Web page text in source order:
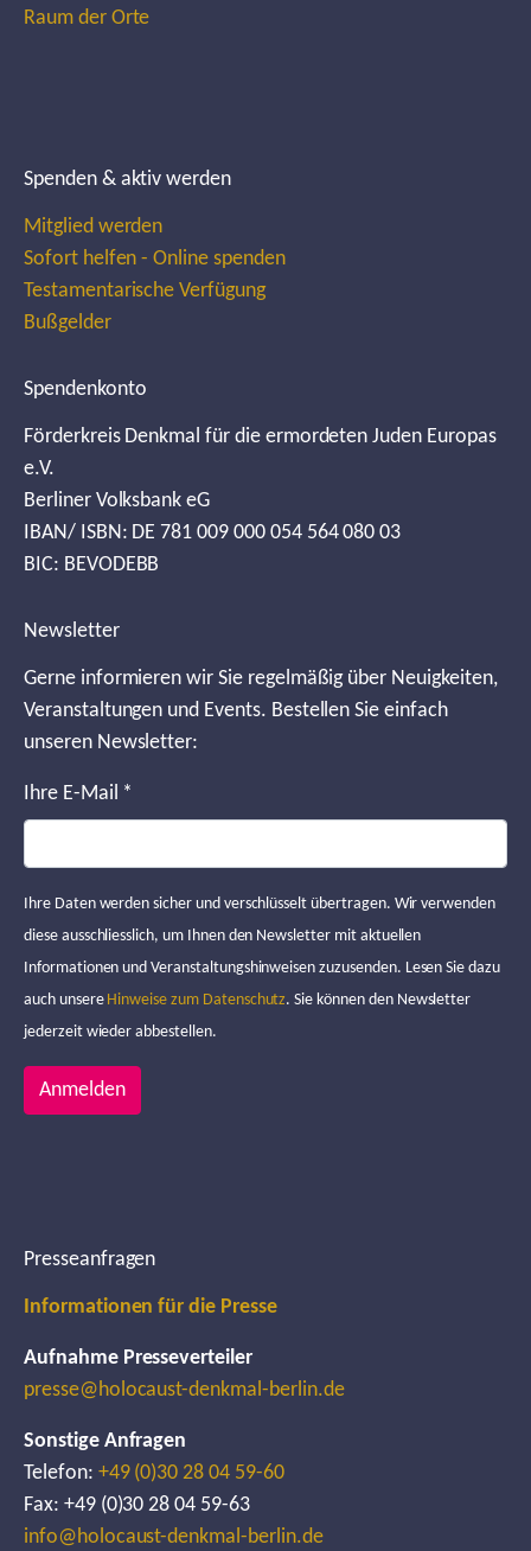
Raum der Orte
Spenden & aktiv werden
Mitglied werden
Sofort helfen - Online spenden
Testamentarische Verfügung
Bußgelder
Spendenkonto
Förderkreis Denkmal für die ermordeten Juden Europas
e.V.
Berliner Volksbank eG
IBAN/ ISBN: DE 781 009 000 054 564 080 03
BIC: BEVODEBB
Newsletter
Gerne informieren wir Sie regelmäßig über Neuigkeiten,
Veranstaltungen und Events. Bestellen Sie einfach
unseren Newsletter:
Ihre E-Mail *
Ihre Daten werden sicher und verschlüsselt übertragen. Wir verwenden
diese ausschliesslich, um Ihnen den Newsletter mit aktuellen
Informationen und Veranstaltungshinweisen zuzusenden. Lesen Sie dazu
auch unsere Hinweise zum Datenschutz. Sie können den Newsletter
jederzeit wieder abbestellen.
Anmelden
Presseanfragen
Informationen für die Presse
Aufnahme Presseverteiler
presse@holocaust-denkmal-berlin.de
Sonstige Anfragen
Telefon: +49 (0)30 28 04 59-60
Fax: +49 (0)30 28 04 59-63
info@holocaust-denkmal-berlin.de